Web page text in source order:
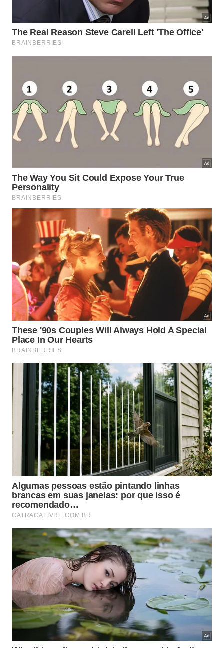
No lado interno, o reparo depende do material do
teto. Reboco danificado pede remoção das partes
soltas, correção com argamassa ou massa própria e
fundo preparador antes da pintura. Gesso
manchado ou amolecido pode precisar de
substituição da placa ou do trecho afetado, porque
por muito tempo.
O produto certo depende da origem da água. Selador,
massa corrida e tinta antimofo ajudam no acabamento
interno, mas não bloqueiam uma infiltração ativa. -Imagem
gerada por IA
Quais produtos ajudam em cada
situação?
O produto certo depende da origem da água.
Selador, massa corrida e tinta antimofo ajudam no
acabamento interno, mas não bloqueiam uma
infiltração ativa. Para trincas externas, existem
selantes e produtos específicos para fissuras; para
lajes, o foco deve ser impermeabilização; para
pintura interna, a preparação da superfície aumenta
a aderência e reduz descascamento.